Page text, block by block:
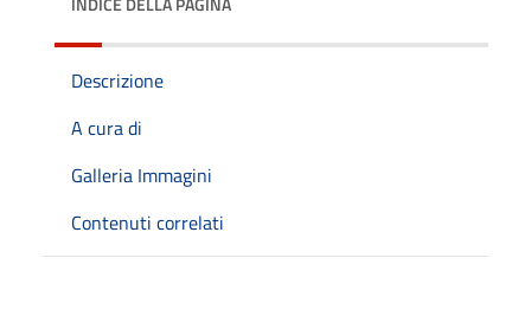
Descrizione
A cura di
Galleria Immagini
Contenuti correlati